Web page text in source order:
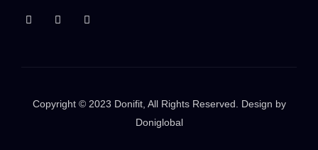
Copyright © 2023 Donifit, All Rights Reserved. Design by
Doniglobal